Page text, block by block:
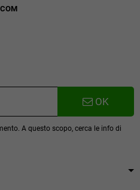
OK
A questo scopo, cerca le info di